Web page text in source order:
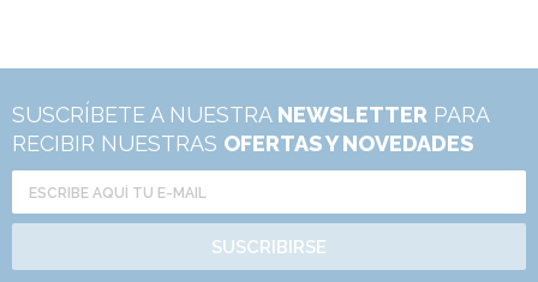
SUSCRÍBETE A NUESTRA NEWSLETTER PARA
RECIBIR NUESTRAS OFERTAS Y NOVEDADES
SUSCRIBIRSE